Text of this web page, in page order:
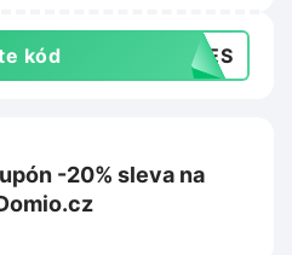
kód SHES
-20% sleva na